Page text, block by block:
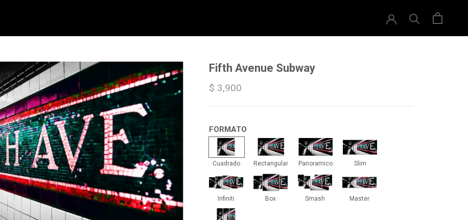
Fifth Avenue Subway
$ 3,900
FORMATO
Cuadrado
Cuadrado
Rectangular
Rectangular
Panoramico
Panoramico
Slim
Slim
Infiniti
Infiniti
Box
Box
Smash
Smash
Master
Master
Trip